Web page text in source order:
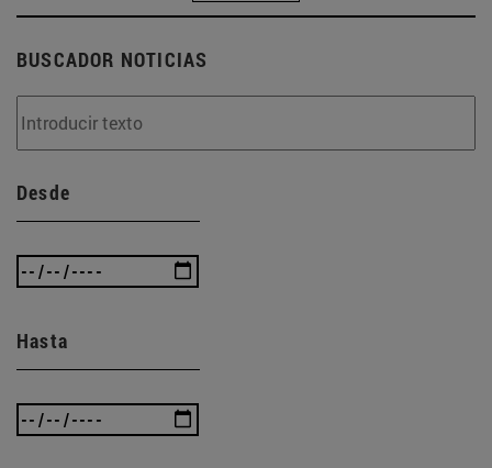
BUSCADOR NOTICIAS
Desde
Hasta